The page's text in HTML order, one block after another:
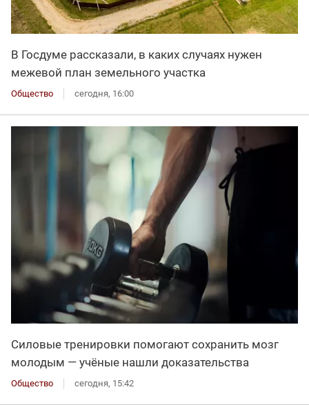
В Госдуме рассказали, в каких случаях нужен
межевой план земельного участка
Общество сегодня, 16:00
Силовые тренировки помогают сохранить мозг
молодым — учёные нашли доказательства
Общество сегодня, 15:42